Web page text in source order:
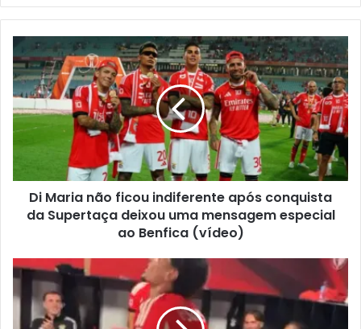
email
Di Maria não ficou indiferente após conquista
da Supertaça deixou uma mensagem especial
ao Benfica (vídeo)